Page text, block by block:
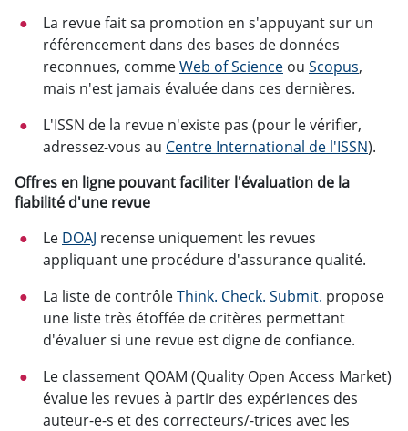
La revue fait sa promotion en s'appuyant sur un
référencement dans des bases de données
reconnues, commeWeb of Science ou Scopus,
mais n'est jamais évaluée dans ces dernières.
L'ISSN de la revue n'existe pas (pour le vérifier,
adressez-vous au Centre International de l'ISSN).
Offres en ligne pouvant faciliter l'évaluation de la
fiabilité d'une revue
Le DOAJ recense uniquement les revues
appliquant une procédure d'assurance qualité.
La liste de contrôleThink. Check. Submit. propose
une liste très étoffée de critères permettant
d'évaluer si une revue est digne de confiance.
Le classement QOAM (Quality Open Access Market)
évalue les revues à partir des expériences des
auteur-e-s et des correcteurs/-trices avec les